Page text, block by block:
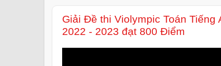
Giải Đề thi Violympic Toán Tiếng
2022 - 2023 đạt 800 Điểm